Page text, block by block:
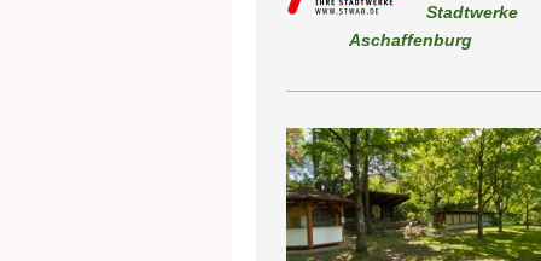
Stadtwerke
Aschaffenburg